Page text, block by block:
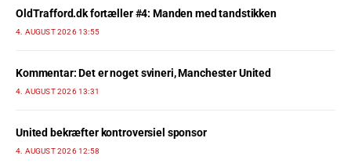
OldTrafford.dk fortæller #4: Manden med tandstikken
4. AUGUST 2026 13:55
Kommentar: Det er noget svineri, Manchester United
4. AUGUST 2026 13:31
United bekræfter kontroversiel sponsor
4. AUGUST 2026 12:58